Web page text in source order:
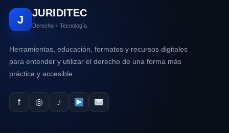
J
JURIDITEC
Derecho + Tecnología
Herramientas, educación, formatos y recursos digitales
para entender y utilizar el derecho de una forma más
práctica y accesible.
f ◎ ♪